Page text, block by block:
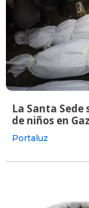
La Santa
de niños en
Portaluz